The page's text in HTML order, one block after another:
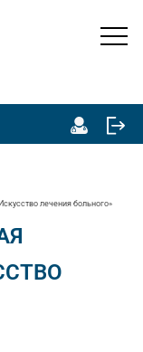
лечения больного»